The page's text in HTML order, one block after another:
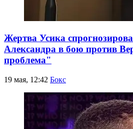
Жертва Усика
Александра в бою против
проблема"
19 мая, 12:42 Бокс